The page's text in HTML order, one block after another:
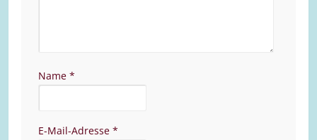
Name *
E-Mail-Adresse *